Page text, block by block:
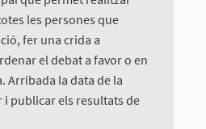
les persones que
fer una crida a
el debat a favor o en
Arribada la data de la
publicar els resultats de